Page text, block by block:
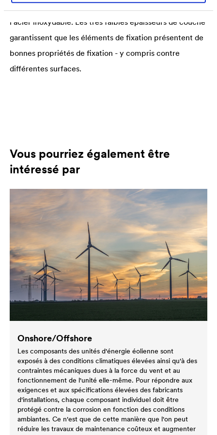
ce qui en fait également une alternative économique à
l'acier inoxydable. Les très faibles épaisseurs de couche
garantissent que les éléments de fixation présentent de
bonnes propriétés de fixation - y compris contre
différentes surfaces.
Vous pourriez également être
intéressé par
Onshore/Offshore
Les composants des unités d'énergie éolienne sont
exposés à des conditions climatiques élevées ainsi qu'à des
contraintes mécaniques dues à la force du vent et au
fonctionnement de l'unité elle-même. Pour répondre aux
exigences et aux spécifications élevées des fabricants
d'installations, chaque composant individuel doit être
protégé contre la corrosion en fonction des conditions
ambiantes. Ce n'est que de cette manière que l'on peut
réduire les travaux de maintenance coûteux et augmenter